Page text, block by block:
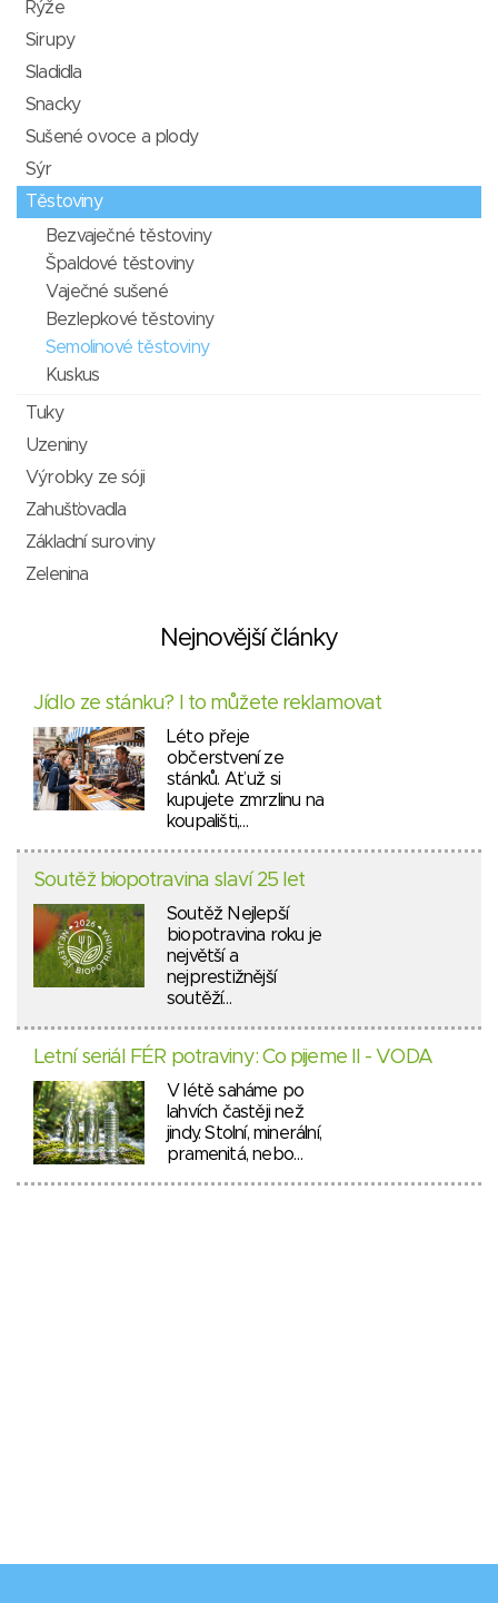
Rýže
Sirupy
Sladidla
Snacky
Sušené ovoce a plody
Sýr
Těstoviny
Bezvaječné těstoviny
Špaldové těstoviny
Vaječné sušené
Bezlepkové těstoviny
Semolinové těstoviny
Kuskus
Tuky
Uzeniny
Výrobky ze sóji
Zahušťovadla
Základní suroviny
Zelenina
Nejnovější články
Jídlo ze stánku? I to můžete reklamovat
Léto přeje
občerstvení ze
stánků. Ať už si
kupujete zmrzlinu na
koupališti,…
Soutěž biopotravina slaví 25 let
Soutěž Nejlepší
biopotravina roku je
největší a
nejprestižnější
soutěží…
Letní seriál FÉR potraviny: Co pijeme II - VODA
V létě saháme po
lahvích častěji než
jindy. Stolní, minerální,
pramenitá, nebo…